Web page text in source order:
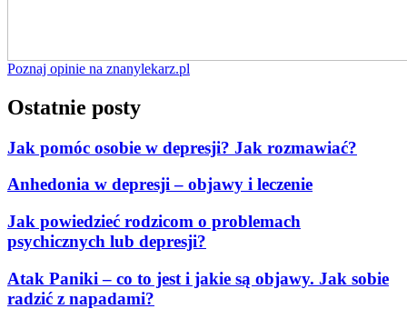
Poznaj opinie na znanylekarz.pl
Ostatnie posty
Jak pomóc osobie w depresji? Jak rozmawiać?
Anhedonia w depresji – objawy i leczenie
Jak powiedzieć rodzicom o problemach
psychicznych lub depresji?
Atak Paniki – co to jest i jakie są objawy. Jak sobie
radzić z napadami?